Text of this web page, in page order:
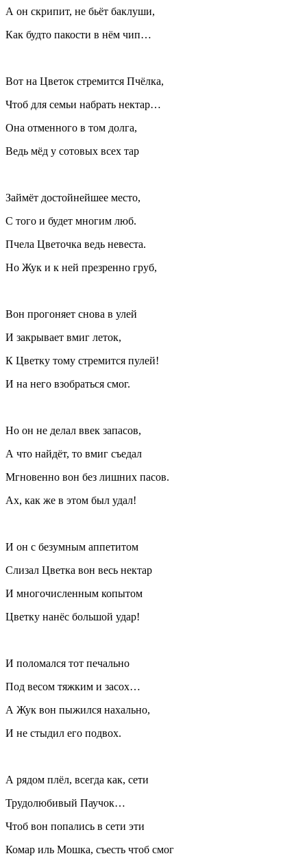
А он скрипит, не бьёт баклуши,
Как будто пакости в нём чип…
Вот на Цветок стремится Пчёлка,
Чтоб для семьи набрать нектар…
Она отменного в том долга,
Ведь мёд у сотовых всех тар
Займёт достойнейшее место,
С того и будет многим люб.
Пчела Цветочка ведь невеста.
Но Жук и к ней презренно груб,
Вон прогоняет снова в улей
И закрывает вмиг леток,
К Цветку тому стремится пулей!
И на него взобраться смог.
Но он не делал ввек запасов,
А что найдёт, то вмиг съедал
Мгновенно вон без лишних пасов.
Ах, как же в этом был удал!
И он с безумным аппетитом
Слизал Цветка вон весь нектар
И многочисленным копытом
Цветку нанёс большой удар!
И поломался тот печально
Под весом тяжким и засох…
А Жук вон пыжился нахально,
И не стыдил его подвох.
А рядом плёл, всегда как, сети
Трудолюбивый Паучок…
Чтоб вон попались в сети эти
Комар иль Мошка, съесть чтоб смог